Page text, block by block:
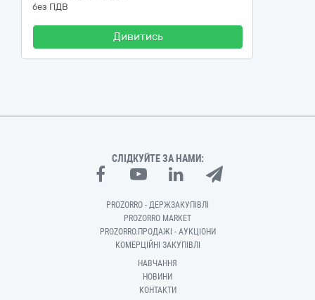
без ПДВ
Дивитись
СЛІДКУЙТЕ ЗА НАМИ:
PROZORRO - ДЕРЖЗАКУПІВЛІ
PROZORRO MARKET
PROZORRO.ПРОДАЖІ - АУКЦІОНИ
КОМЕРЦІЙНІ ЗАКУПІВЛІ
НАВЧАННЯ
НОВИНИ
КОНТАКТИ